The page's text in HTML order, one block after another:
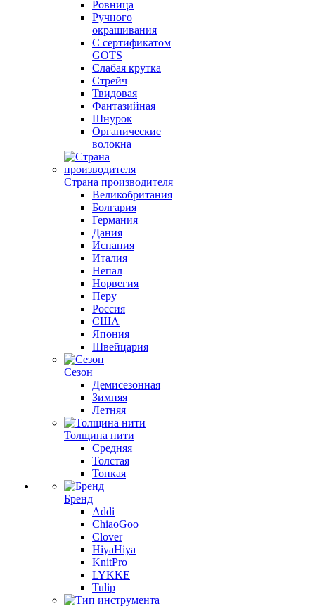
Ровница
Ручного
окрашивания
С сертификатом
GOTS
Слабая крутка
Стрейч
Твидовая
Фантазийная
Шнурок
Органические
волокна
Страна производителя
Великобритания
Болгария
Германия
Дания
Испания
Италия
Непал
Норвегия
Перу
Россия
США
Япония
Швейцария
Сезон
Демисезонная
Зимняя
Летняя
Толщина нити
Средняя
Толстая
Тонкая
Бренд
Addi
ChiaoGoo
Clover
HiyaHiya
KnitPro
LYKKE
Tulip